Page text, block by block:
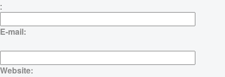
:
E-mail:
Website: